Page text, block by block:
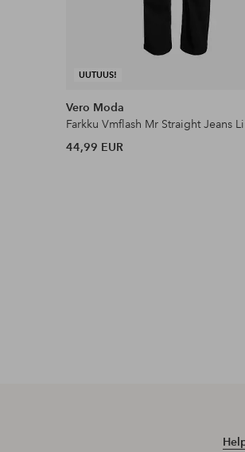
UUTUUS!
Vero Moda
Farkku Vmflash Mr Straight Jeans
44,99 EUR